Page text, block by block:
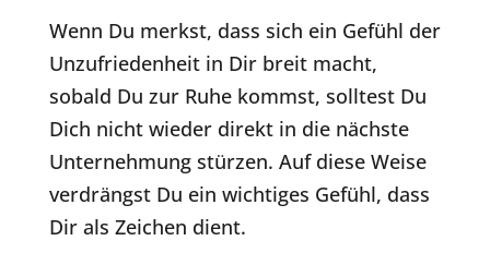
Wenn Du merkst, dass sich ein Gefühl der
Unzufriedenheit in Dir breit macht,
sobald Du zur Ruhe kommst, solltest Du
Dich nicht wieder direkt in die nächste
Unternehmung stürzen. Auf diese Weise
verdrängst Du ein wichtiges Gefühl, dass
Dir als Zeichen dient.